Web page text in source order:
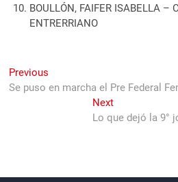
BOULLÓN, FAIFER ISABELLA –
ENTRERRIANO
Navegación
de
Previous
post:
Se puso en marcha el Pre Federal
NextNext
post:
Lo que dejó la 9°